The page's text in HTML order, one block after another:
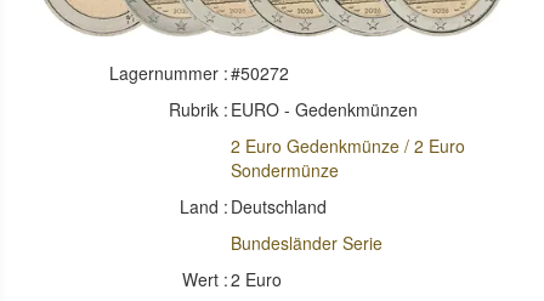
Lagernummer :#50272
Rubrik : EURO - Gedenkmünzen
2 Euro Gedenkmünze / 2 Euro
Sondermünze
Land : Deutschland
Bundesländer Serie
Wert :2 Euro